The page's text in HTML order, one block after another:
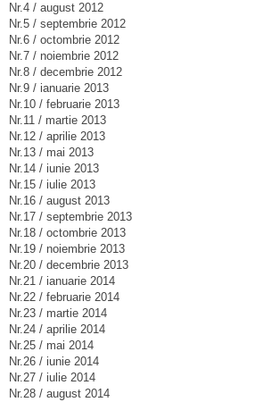
Nr.4 / august 2012
Nr.5 / septembrie 2012
Nr.6 / octombrie 2012
Nr.7 / noiembrie 2012
Nr.8 / decembrie 2012
Nr.9 / ianuarie 2013
Nr.10 / februarie 2013
Nr.11 / martie 2013
Nr.12 / aprilie 2013
Nr.13 / mai 2013
Nr.14 / iunie 2013
Nr.15 / iulie 2013
Nr.16 / august 2013
Nr.17 / septembrie 2013
Nr.18 / octombrie 2013
Nr.19 / noiembrie 2013
Nr.20 / decembrie 2013
Nr.21 / ianuarie 2014
Nr.22 / februarie 2014
Nr.23 / martie 2014
Nr.24 / aprilie 2014
Nr.25 / mai 2014
Nr.26 / iunie 2014
Nr.27 / iulie 2014
Nr.28 / august 2014